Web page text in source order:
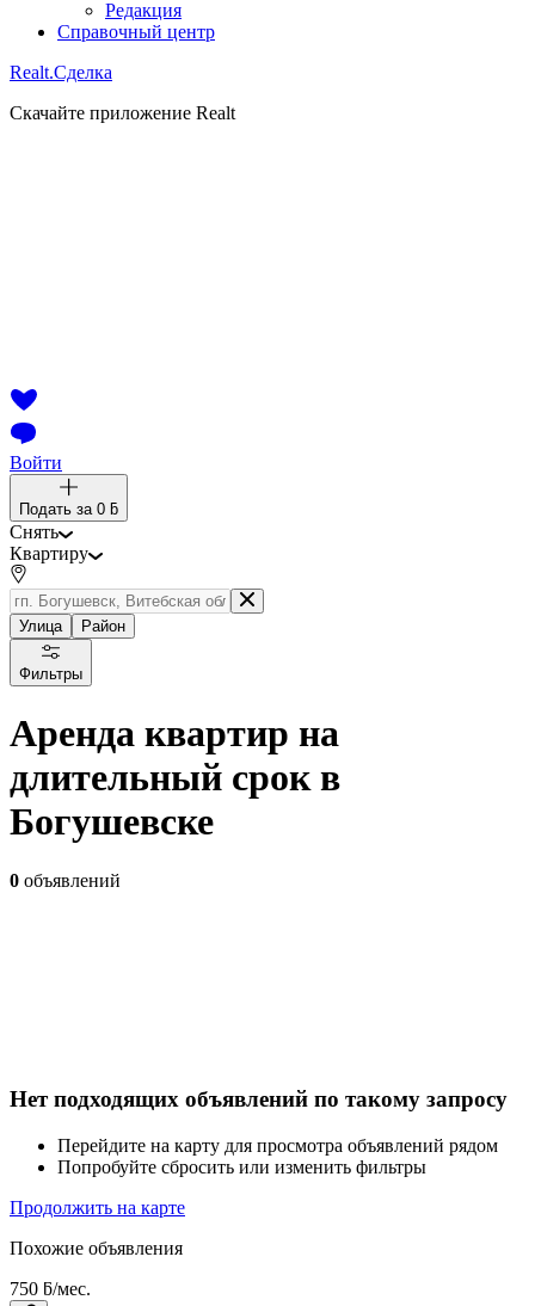
Редакция
Справочный центр
Realt.Сделка
Скачайте приложение Realt
Войти
Подать за 0 ƃ
Снять
Квартиру
Улица Район
Фильтры
Аренда квартир на
длительный срок в
Богушевске
0 объявлений
Нет подходящих объявлений по такому запросу
Перейдите на карту для просмотра объявлений рядом
Попробуйте сбросить или изменить фильтры
Продолжить на карте
Похожие объявления
750 ƃ/мес.